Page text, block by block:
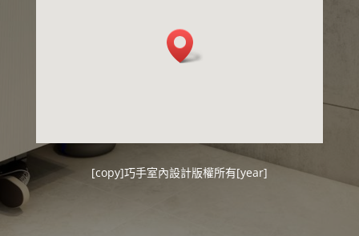
[copy]巧手室內設計版權所有[year]